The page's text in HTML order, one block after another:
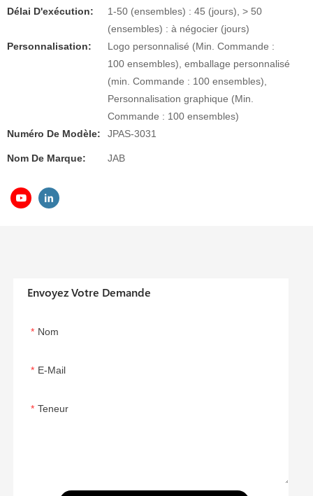
Délai D'exécution:
1-50 (ensembles) : 45 (jours), > 50
(ensembles) : à négocier (jours)
Personnalisation:
Logo personnalisé (Min. Commande :
100 ensembles), emballage personnalisé
(min. Commande : 100 ensembles),
Personnalisation graphique (Min.
Commande : 100 ensembles)
Numéro De Modèle:
JPAS-3031
Nom De Marque: JAB
Envoyez Votre Demande
Nom
E-Mail
Teneur